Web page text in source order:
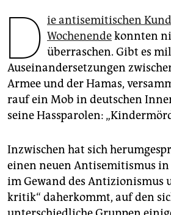
genossenschaft
epaper login
D ie antisemitischen
Wochenendekonnten
überraschen. Gibt es
Auseinandersetzungen
Armee und der Hamas,
rauf ein Mob in deutschen
seine Hassparolen:
Inzwischen hat sich
einen neuen Antisemitismus in
im Gewand des Antizionismus
kritik“ daherkommt, auf den